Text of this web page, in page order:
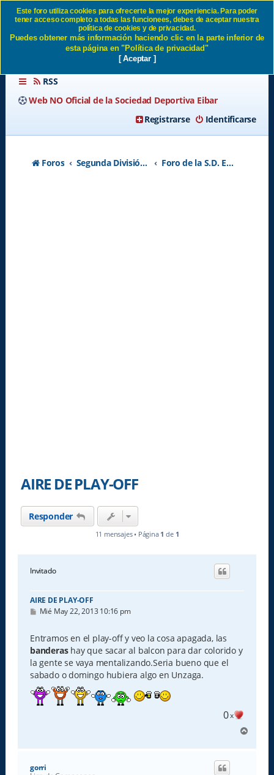
AIRE DE PLAY-OFF SD Eibar
RSS
Web NO Oficial de la Sociedad Deportiva Eibar
Identificarse
Registrarse
Foros Segunda División A - Temporada 2026-2027 Foro de la S.D. Eibar
AIRE DE PLAY-OFF
Responder
11 mensajes • Página 1 de 1
Invitado
AIRE DE PLAY-OFF
M
s
a
j
e
Mié May 22, 2013 10:16 pm
Entramos en el play-off y veo la cosa apagada, las
banderas hay que sacar al balcon para dar colorido y
la gente se vaya mentalizando.Seria bueno que el
sabado o domingo hubiera algo en Unzaga.
0x
r
gorri
Este foro utiliza cookies para ofrecerte la mejor experiencia. Para poder
tener acceso completo a todas las funcionees, debes de aceptar nuestra
política de cookies y de privacidad.
Puedes obtener más información haciendo clic en la parte inferior de
esta página en "Política de privacidad"
[ Aceptar ]